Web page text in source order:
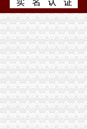
51La